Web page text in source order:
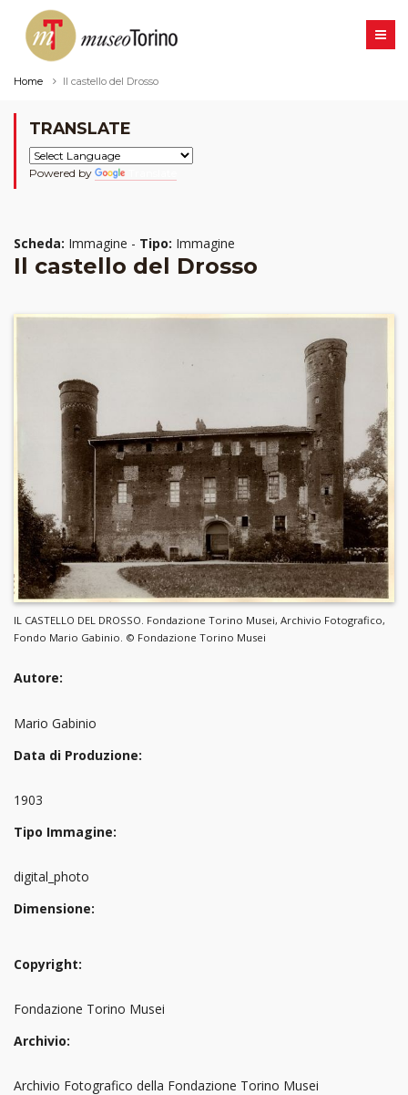
Home Il castello del Drosso
TRANSLATE
Powered by
Scheda: Immagine - Tipo: Immagine
Il castello del Drosso
IL CASTELLO DEL DROSSO. Fondazione Torino Musei, Archivio Fotografico,
Fondo Mario Gabinio. © Fondazione Torino Musei
Autore:
Mario Gabinio
Data di Produzione:
1903
Tipo Immagine:
digital_photo
Dimensione:
Copyright:
Fondazione Torino Musei
Archivio:
Archivio Fotografico della Fondazione Torino Musei